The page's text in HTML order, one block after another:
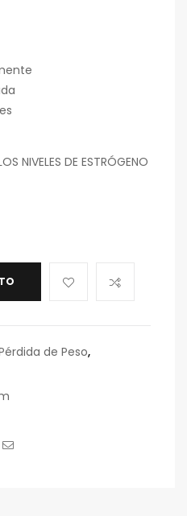
NIVELES DE ESTRÓGENO
de Peso,
Google+
Correo